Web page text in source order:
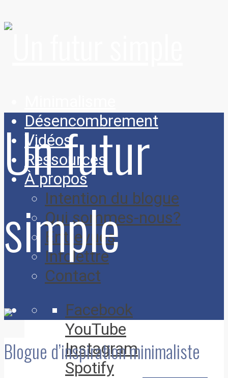
Désencombrement
Vidéos
Ressources
À propos
Intention du blogue
Qui sommes-nous?
Entrevues
Infolettre
Contact
Facebook
YouTube
Instagram
Spotify
Un futur
simple
Blogue d’inspiration minimaliste